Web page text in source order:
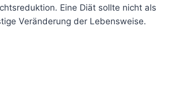
Eine Diät sollte nicht als
Veränderung der Lebensweise.